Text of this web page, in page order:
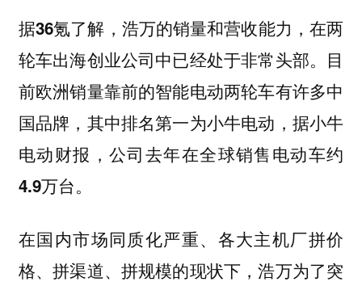
据36氪了解，浩万的销量和营收能力，在两
轮车出海创业公司中已经处于非常头部。目
前欧洲销量靠前的智能电动两轮车有许多中
国品牌，其中排名第一为小牛电动，据小牛
电动财报，公司去年在全球销售电动车约
4.9万台。
在国内市场同质化严重、各大主机厂拼价
格、拼渠道、拼规模的现状下，浩万为了突